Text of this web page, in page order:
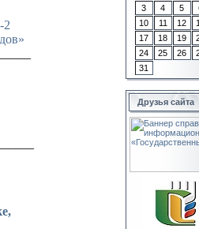
2
3 4 5
10
11 12
17
18 19
24
25 26
31
Друзья сайта